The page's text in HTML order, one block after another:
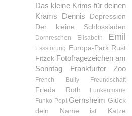
Das kleine Krims für deinen
Krams
Dennis
Depression
Der kleine Schlossladen
Dornreschen Elisabeth Emil
Essstörung Europa-Park Rust
Fitzek Fotofragezeichen am
Sonntag
Frankfurter Zoo
French Bully Freundschaft
Frieda Roth
Funkenmarie
Funko Pop! Gernsheim Glück
dein Name ist Katze